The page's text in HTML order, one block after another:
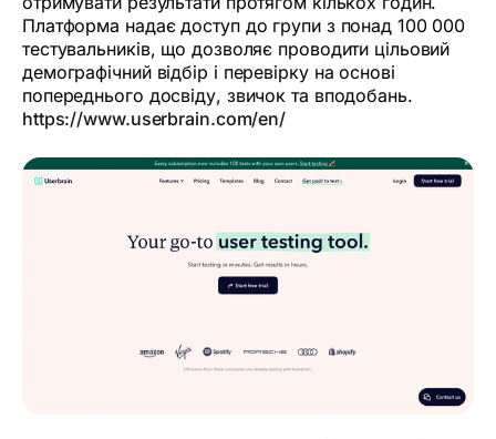
Платформа надає доступ до групи з понад 100 000
тестувальників, що дозволяє проводити цільовий
демографічний відбір і перевірку на основі
попереднього досвіду, звичок та вподобань.
https://www.userbrain.com/en/